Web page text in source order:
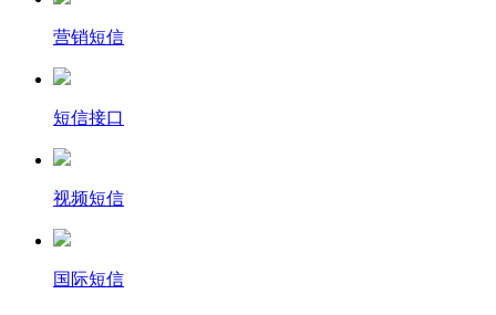
营销短信
短信接口
视频短信
国际短信